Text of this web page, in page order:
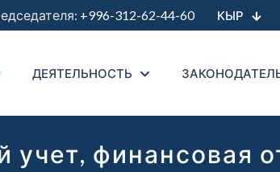
+996-312-62-44-60 КЫР
ДЕЯТЕЛЬНОСТЬ
учет, финансовая